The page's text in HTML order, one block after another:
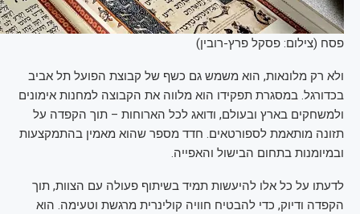
פסח (צילום: פסקל פרץ-רובין)
ולא רק מלונאות, הוא משמש גם כשף של קבוצת הפועל תל אביב
בכדורגל. במסגרת תפקידו הוא מלווה את הקבוצה למחנות אימונים
ולמשחקים בארץ ובעולם, ודואג לכל הארוחות – תוך הקפדה על
תזונה מותאמת לספורטאים. חדד מספר שהוא מאמין בהתמקצעות
ובמיומנות בתחום הבישול והאפייה.
לדעתו על כל אלו להיעשות תמיד בשיתוף פעולה עם הצוות, תוך
הקפדה ודיוק, כדי להבטיח חוויה קולינרית מרגשת וטעימה. הוא